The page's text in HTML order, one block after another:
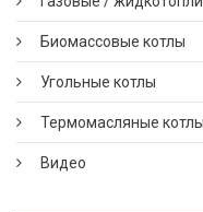
Биомассовые котлы
Угольные котлы
Термомасляные котлы
Видео